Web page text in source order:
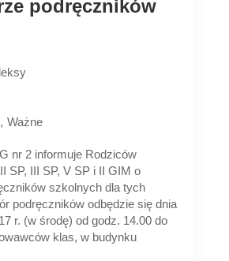
podręczników
Ważne
nr 2 informuje Rodziców
SP, III SP, V SP i II GIM o
szkolnych dla tych
podręczników odbędzie się dnia
r. (w środę) od godz. 14.00 do
klas, w budynku